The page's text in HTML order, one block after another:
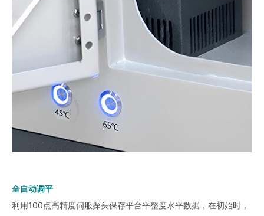
全自动调平
利用100点高精度伺服探头保存平台平整度水平数据，在初始时，